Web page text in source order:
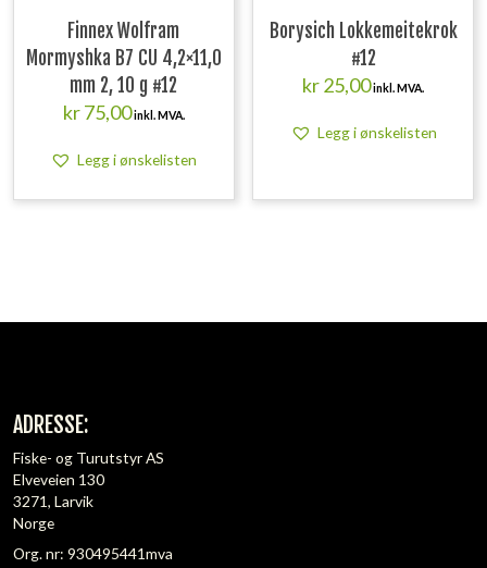
Finnex Wolfram
Mormyshka B7 CU 4,2×11,0
mm 2, 10 g #12
kr75,00inkl. MVA.
Legg i ønskelisten
Borysich Lokkemeitekrok
#12
kr25,00inkl. MVA.
Legg i ønskelisten
ADRESSE:
Fiske- og Turutstyr AS
Elveveien 130
3271, Larvik
Norge
Org. nr: 930495441mva